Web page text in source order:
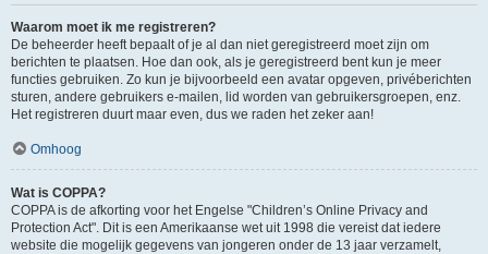
Waarom moet ik me registreren?
De beheerder heeft bepaalt of je al dan niet geregistreerd moet zijn om
berichten te plaatsen. Hoe dan ook, als je geregistreerd bent kun je meer
functies gebruiken. Zo kun je bijvoorbeeld een avatar opgeven, privéberichten
sturen, andere gebruikers e-mailen, lid worden van gebruikersgroepen, enz.
Het registreren duurt maar even, dus we raden het zeker aan!
Omhoog
Wat is COPPA?
COPPA is de afkorting voor het Engelse "Children’s Online Privacy and
Protection Act". Dit is een Amerikaanse wet uit 1998 die vereist dat iedere
website die mogelijk gegevens van jongeren onder de 13 jaar verzamelt,